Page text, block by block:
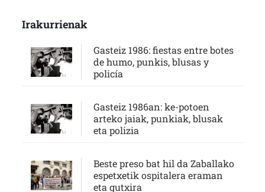
Irakurrienak
Gasteiz 1986: fiestas entre botes
de humo, punkis, blusas y
policía
Gasteiz 1986an: ke-potoen
arteko jaiak, punkiak, blusak
eta polizia
Beste preso bat hil da Zaballako
espetxetik ospitalera eraman
eta gutxira